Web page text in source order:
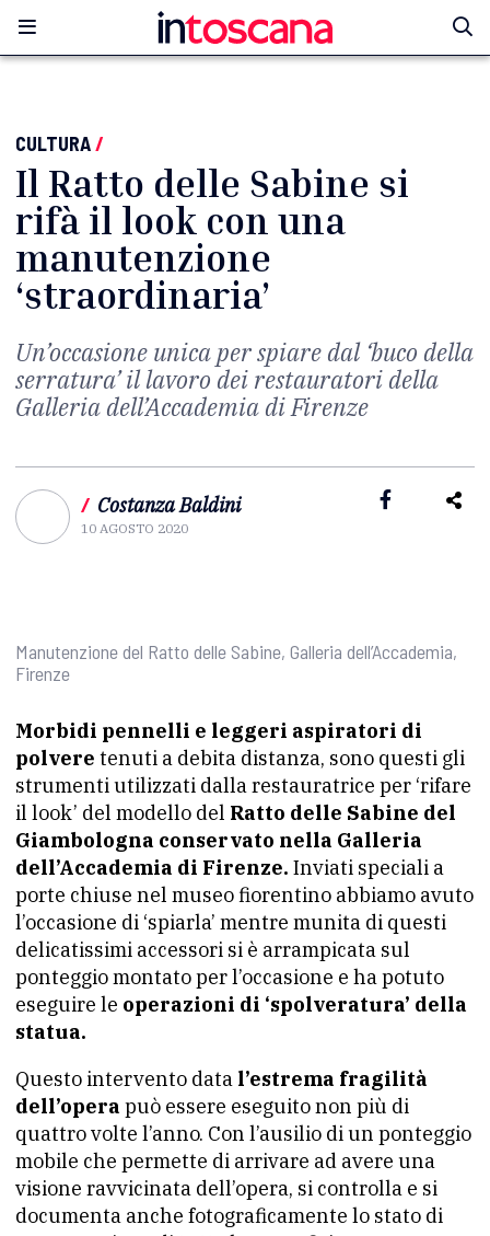
CULTURA/
Il Ratto delle Sabine si
rifà il look con una
manutenzione
‘straordinaria’
Un’occasione unica per spiare dal ‘buco della
serratura’ il lavoro dei restauratori della
Galleria dell’Accademia di Firenze
/ Costanza Baldini
10 AGOSTO 2020
Manutenzione del Ratto delle Sabine, Galleria dell’Accademia,
Firenze
Morbidi pennelli e leggeri aspiratori di
polvere tenuti a debita distanza, sono questi gli
strumenti utilizzati dalla restauratrice per ‘rifare
il look’ del modello del Ratto delle Sabine del
Giambologna conservato nella Galleria
dell’Accademia di Firenze. Inviati speciali a
porte chiuse nel museo fiorentino abbiamo avuto
l’occasione di ‘spiarla’ mentre munita di questi
delicatissimi accessori si è arrampicata sul
ponteggio montato per l’occasione e ha potuto
eseguire le operazioni di ‘spolveratura’ della
statua.
Questo intervento data l’estrema fragilità
dell’opera può essere eseguito non più di
quattro volte l’anno. Con l’ausilio di un ponteggio
mobile che permette di arrivare ad avere una
visione ravvicinata dell’opera, si controlla e si
documenta anche fotograficamente lo stato di